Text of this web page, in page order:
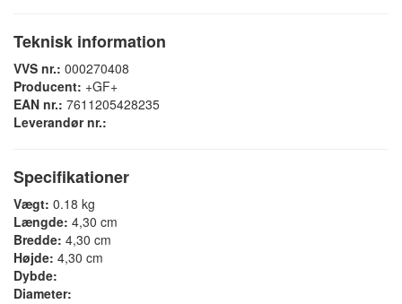
Teknisk information
VVS nr.: 000270408
Producent: +GF+
EAN nr.: 7611205428235
Leverandør nr.:
Specifikationer
Vægt: 0.18 kg
Længde: 4,30 cm
Bredde: 4,30 cm
Højde: 4,30 cm
Dybde:
Diameter: